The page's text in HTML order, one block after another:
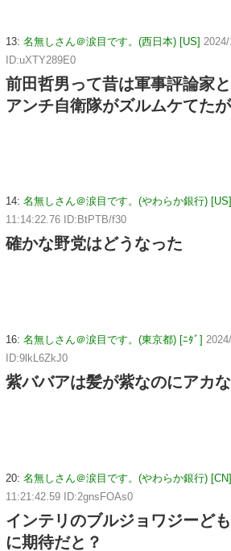
13: 名無しさん＠涙目です。(西日本) [US]
ID:uXTY289E0
前田哲男って昔は軍事評論家
アンチ自衛隊がズルムケてたが
14: 名無しさん＠涙目です。(やわらか銀行) [US]
11:14:22.76 ID:BtPTB/f30
確かな野党はどうなった
16: 名無しさん＠涙目です。(東京都) [ﾆﾀﾞ]
ID:9lkL6ZkJ0
紫ババアは髪が紫なのにアカな
20: 名無しさん＠涙目です。(やわらか銀行) [CN]
11:21:42.59 ID:2gnsFOAs0
インテリのブルジョワジーど
に期待だと？